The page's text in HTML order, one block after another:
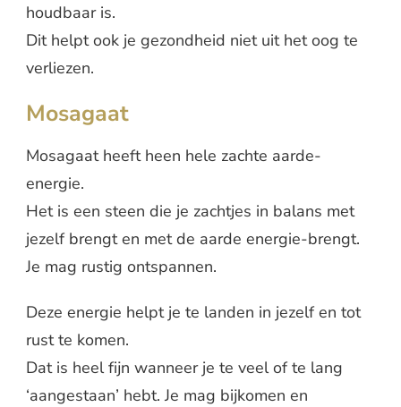
houdbaar is.
Dit helpt ook je gezondheid niet uit het oog te
verliezen.
Mosagaat
Mosagaat heeft heen hele zachte aarde-
energie.
Het is een steen die je zachtjes in balans met
jezelf brengt en met de aarde energie-brengt.
Je mag rustig ontspannen.
Deze energie helpt je te landen in jezelf en tot
rust te komen.
Dat is heel fijn wanneer je te veel of te lang
‘aangestaan’ hebt. Je mag bijkomen en